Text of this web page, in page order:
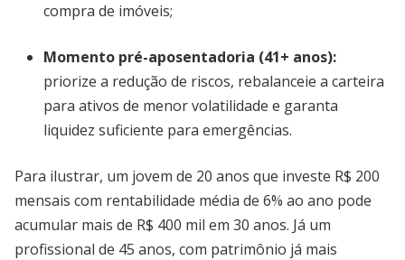
compra de imóveis;
Momento pré-aposentadoria (41+ anos):
priorize a redução de riscos, rebalanceie a carteira
para ativos de menor volatilidade e garanta
liquidez suficiente para emergências.
Para ilustrar, um jovem de 20 anos que investe R$ 200
mensais com rentabilidade média de 6% ao ano pode
acumular mais de R$ 400 mil em 30 anos. Já um
profissional de 45 anos, com patrimônio já mais